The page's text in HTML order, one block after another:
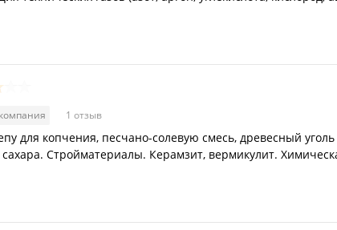
1 отзыв
для копчения, песчано-солевую смесь, древесный
Стройматериалы. Керамзит, вермикулит.